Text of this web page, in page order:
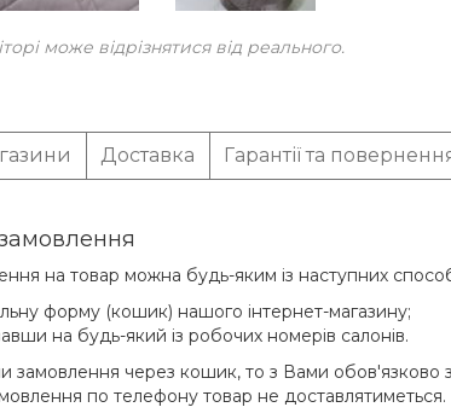
може відрізнятися від реального.
Доставка Гарантії та
на товар можна будь-яким із наступних
форму (кошик) нашого інтернет-магазину;
на будь-який із робочих номерів салонів.
через кошик, то з Вами
по телефону товар не доставлятиметься.